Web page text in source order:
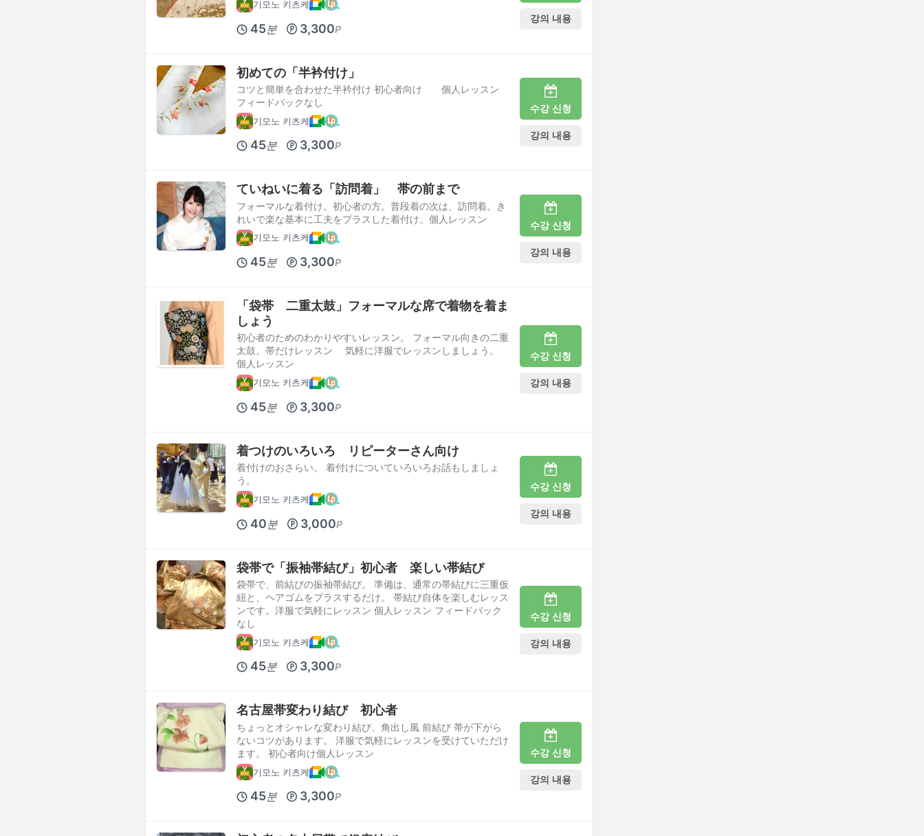
기모노 키츠케
45분 3,300P
강의 내용
初めての「半衿付け」
コツと簡単を合わせた半衿付け 初心者向け 個人レッスン
フィードバックなし
기모노 키츠케
45분 3,300P
수강 신청
강의 내용
ていねいに着る「訪問着」 帯の前まで
フォーマルな着付け。初心者の方。普段着の次は、訪問着。き
れいで楽な基本に工夫をプラスした着付け。個人レッスン
기모노 키츠케
45분 3,300P
수강 신청
강의 내용
「袋帯 二重太鼓」フォーマルな席で着物を着ま
しょう
初心者のためのわかりやすいレッスン。 フォーマル向きの二重
太鼓。帯だけレッスン 気軽に洋服でレッスンしましょう。
個人レッスン
기모노 키츠케
45분 3,300P
수강 신청
강의 내용
着つけのいろいろ リピーターさん向け
着付けのおさらい。 着付けについていろいろお話もしましょ
う。
기모노 키츠케
40분 3,000P
수강 신청
강의 내용
袋帯で「振袖帯結び」初心者 楽しい帯結び
袋帯で、前結びの振袖帯結び。 準備は、通常の帯結びに三重仮
紐と、ヘアゴムをプラスするだけ。 帯結び自体を楽しむレッス
ンです。洋服で気軽にレッスン 個人レッスン フィードバック
なし
기모노 키츠케
45분 3,300P
수강 신청
강의 내용
名古屋帯変わり結び 初心者
ちょっとオシャレな変わり結び、角出し風 前結び 帯が下がら
ないコツがあります。 洋服で気軽にレッスンを受けていただけ
ます。 初心者向け個人レッスン
기모노 키츠케
45분 3,300P
수강 신청
강의 내용